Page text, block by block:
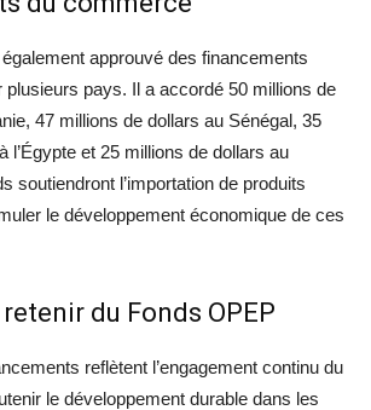
approuvé des financements
pays. Il a accordé 50 millions de
47 millions de dollars au Sénégal, 35
l’Égypte et 25 millions de dollars au
soutiendront l’importation de produits
le développement économique de ces
du Fonds OPEP
reflètent l’engagement continu du
le développement durable dans les